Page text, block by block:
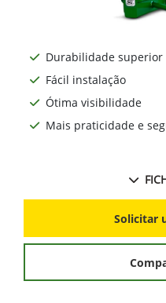
Durabilidade superior
Fácil instalação
Ótima visibilidade
Mais praticidade e
Solicitar